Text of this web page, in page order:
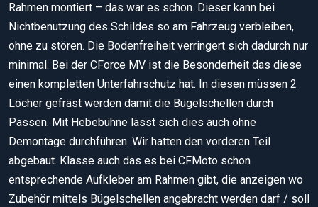
Rahmen montiert – das war es schon. Dieser kann bei
Nichtbenutzung des Schildes so am Fahrzeug verbleiben,
ohne zu stören. Die Bodenfreiheit verringert sich dadurch nur
minimal. Bei der CForce MV ist die Besonderheit das diese
einen kompletten Unterfahrschutz hat. In diesen müssen 2
Löcher gefräst werden damit die Bügelschellen durch
Passen. Mit Hebebühne lässt sich dies auch ohne
Demontage durchführen. Wir hatten den vorderen Teil
abgebaut. Klasse auch das es bei CFMoto schon
entsprechende Aufkleber am Rahmen gibt, die anzeigen wo
Zubehör mittels Bügelschellen angebracht werden darf / soll